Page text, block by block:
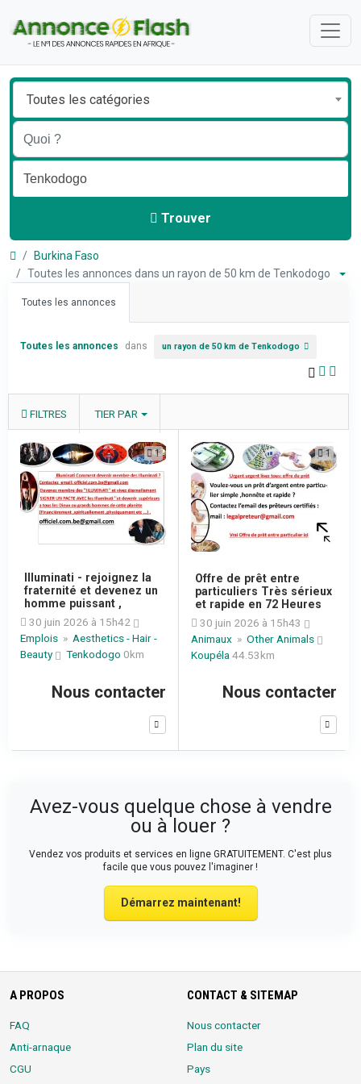
Toutes les catégories
Trouver
Burkina Faso
Toutes les annonces dans un rayon de 50 km de Tenkodogo
Toutes les annonces
Toutes les annonces dans un rayon de 50 km de Tenkodogo
FILTRES TIER PAR
1
Illuminati - rejoignez la
fraternité et devenez un
homme puissant ,
30 juin 2026 à 15h42
Emplois » Aesthetics - Hair -
Beauty
Tenkodogo 0km
Nous contacter
1
Offre de prêt entre
particuliers Très sérieux
et rapide en 72 Heures
30 juin 2026 à 15h43
Animaux » Other Animals
Koupéla 44.53km
Nous contacter
Avez-vous quelque chose à vendre
ou à louer ?
Vendez vos produits et services en ligne GRATUITEMENT. C'est plus
facile que vous pouvez l'imaginer !
Démarrez maintenant!
A PROPOS
FAQ
Anti-arnaque
CGU
CONTACT & SITEMAP
Nous contacter
Plan du site
Pays